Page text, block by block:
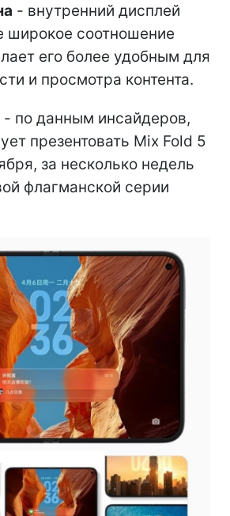
- внутренний дисплей
широкое соотношение
его более удобным для
и просмотра контента.
- по данным инсайдеров,
презентовать Mix Fold 5
за несколько недель
флагманской серии